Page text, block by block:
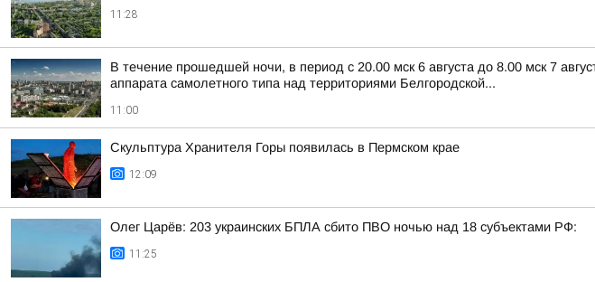
11:28
В течение прошедшей ночи, в период с 20.00 мск 6 августа до 8.00 мск 7
аппарата самолетного типа над территориями Белгородской...
11:00
Скульптура Хранителя Горы появилась в Пермском крае
12:09
Олег Царёв: 203 украинских БПЛА сбито ПВО ночью над 18 субъектами РФ:
11:25